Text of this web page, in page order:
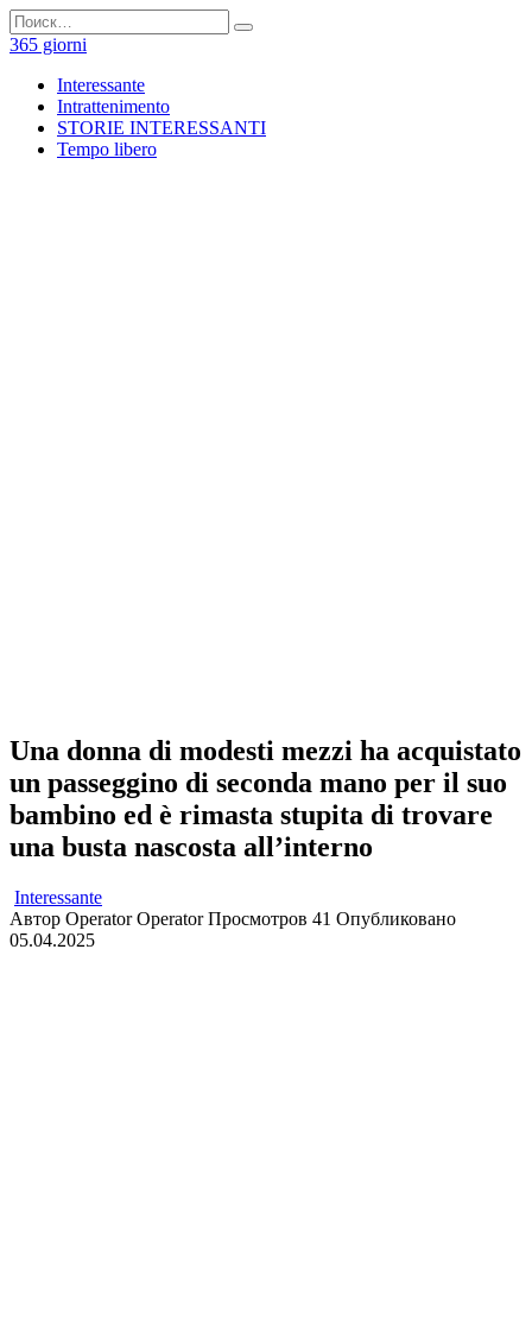
Перейти
к
содержанию
Search
for:
365 giorni
Interessante
Intrattenimento
STORIE INTERESSANTI
Tempo libero
Una donna di modesti mezzi ha acquistato
un passeggino di seconda mano per il suo
bambino ed è rimasta stupita di trovare
una busta nascosta all’interno
Interessante
Автор Operator Operator Просмотров 41 Опубликовано
05.04.2025